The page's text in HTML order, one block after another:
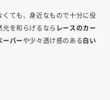
ても、身近なもので十分に役
を和らげるなら レースのカー
ーパーや少々透け感のある 白い